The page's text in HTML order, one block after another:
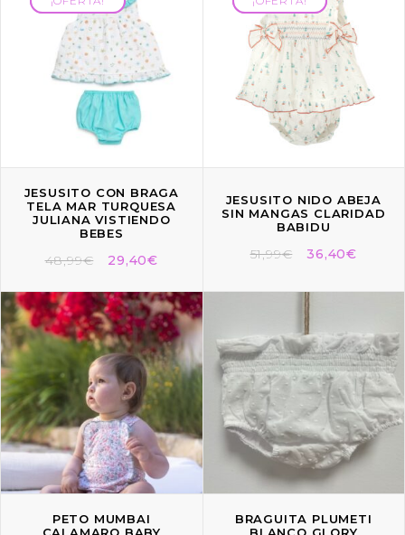
JESUSITO CON BRAGA
TELA MAR TURQUESA
JULIANA VISTIENDO
BEBES
48,99€ 29,40€
JESUSITO NIDO ABEJA
SIN MANGAS CLARIDAD
BABIDU
51,99€ 36,40€
PETO MUMBAI
CALAMARO BABY
BRAGUITA PLUMETI
BLANCO GLORY